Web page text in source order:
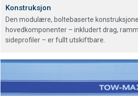
Konstruksjon
Den modulære, boltebaserte
hovedkomponenter – inkludert drag,
sideprofiler – er fullt utskiftbare.